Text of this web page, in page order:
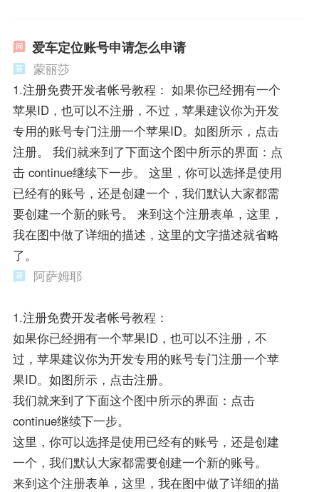
爱车定位账号申请怎么申请
蒙丽莎
1.注册免费开发者帐号教程： 如果你已经拥有一个
苹果ID，也可以不注册，不过，苹果建议你为开发
专用的账号专门注册一个苹果ID。如图所示，点击
注册。 我们就来到了下面这个图中所示的界面：点
击 continue继续下一步。 这里，你可以选择是使用
已经有的账号，还是创建一个，我们默认大家都需
要创建一个新的账号。 来到这个注册表单，这里，
我在图中做了详细的描述，这里的文字描述就省略
了。
阿萨姆耶
1.注册免费开发者帐号教程：
如果你已经拥有一个苹果ID，也可以不注册，不
过，苹果建议你为开发专用的账号专门注册一个苹
果ID。如图所示，点击注册。
我们就来到了下面这个图中所示的界面：点击
continue继续下一步。
这里，你可以选择是使用已经有的账号，还是创建
一个，我们默认大家都需要创建一个新的账号。
来到这个注册表单，这里，我在图中做了详细的描